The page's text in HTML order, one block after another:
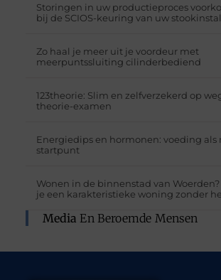
Storingen in uw productieproces
bij de SCIOS-keuring van uw
Zo haal je meer uit je voordeur met
meerpuntssluiting cilinderbediend
123theorie: Slim en zelfverzekerd op
theorie-examen
Energiedips en hormonen: voeding als
startpunt
Wonen in de binnenstad van
je een karakteristieke woning zonder
Media En Beroemde Mensen